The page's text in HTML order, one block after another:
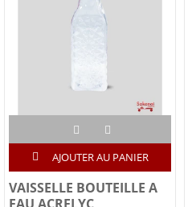
AJOUTER AU PANIER
VAISSELLE BOUTEILLE A